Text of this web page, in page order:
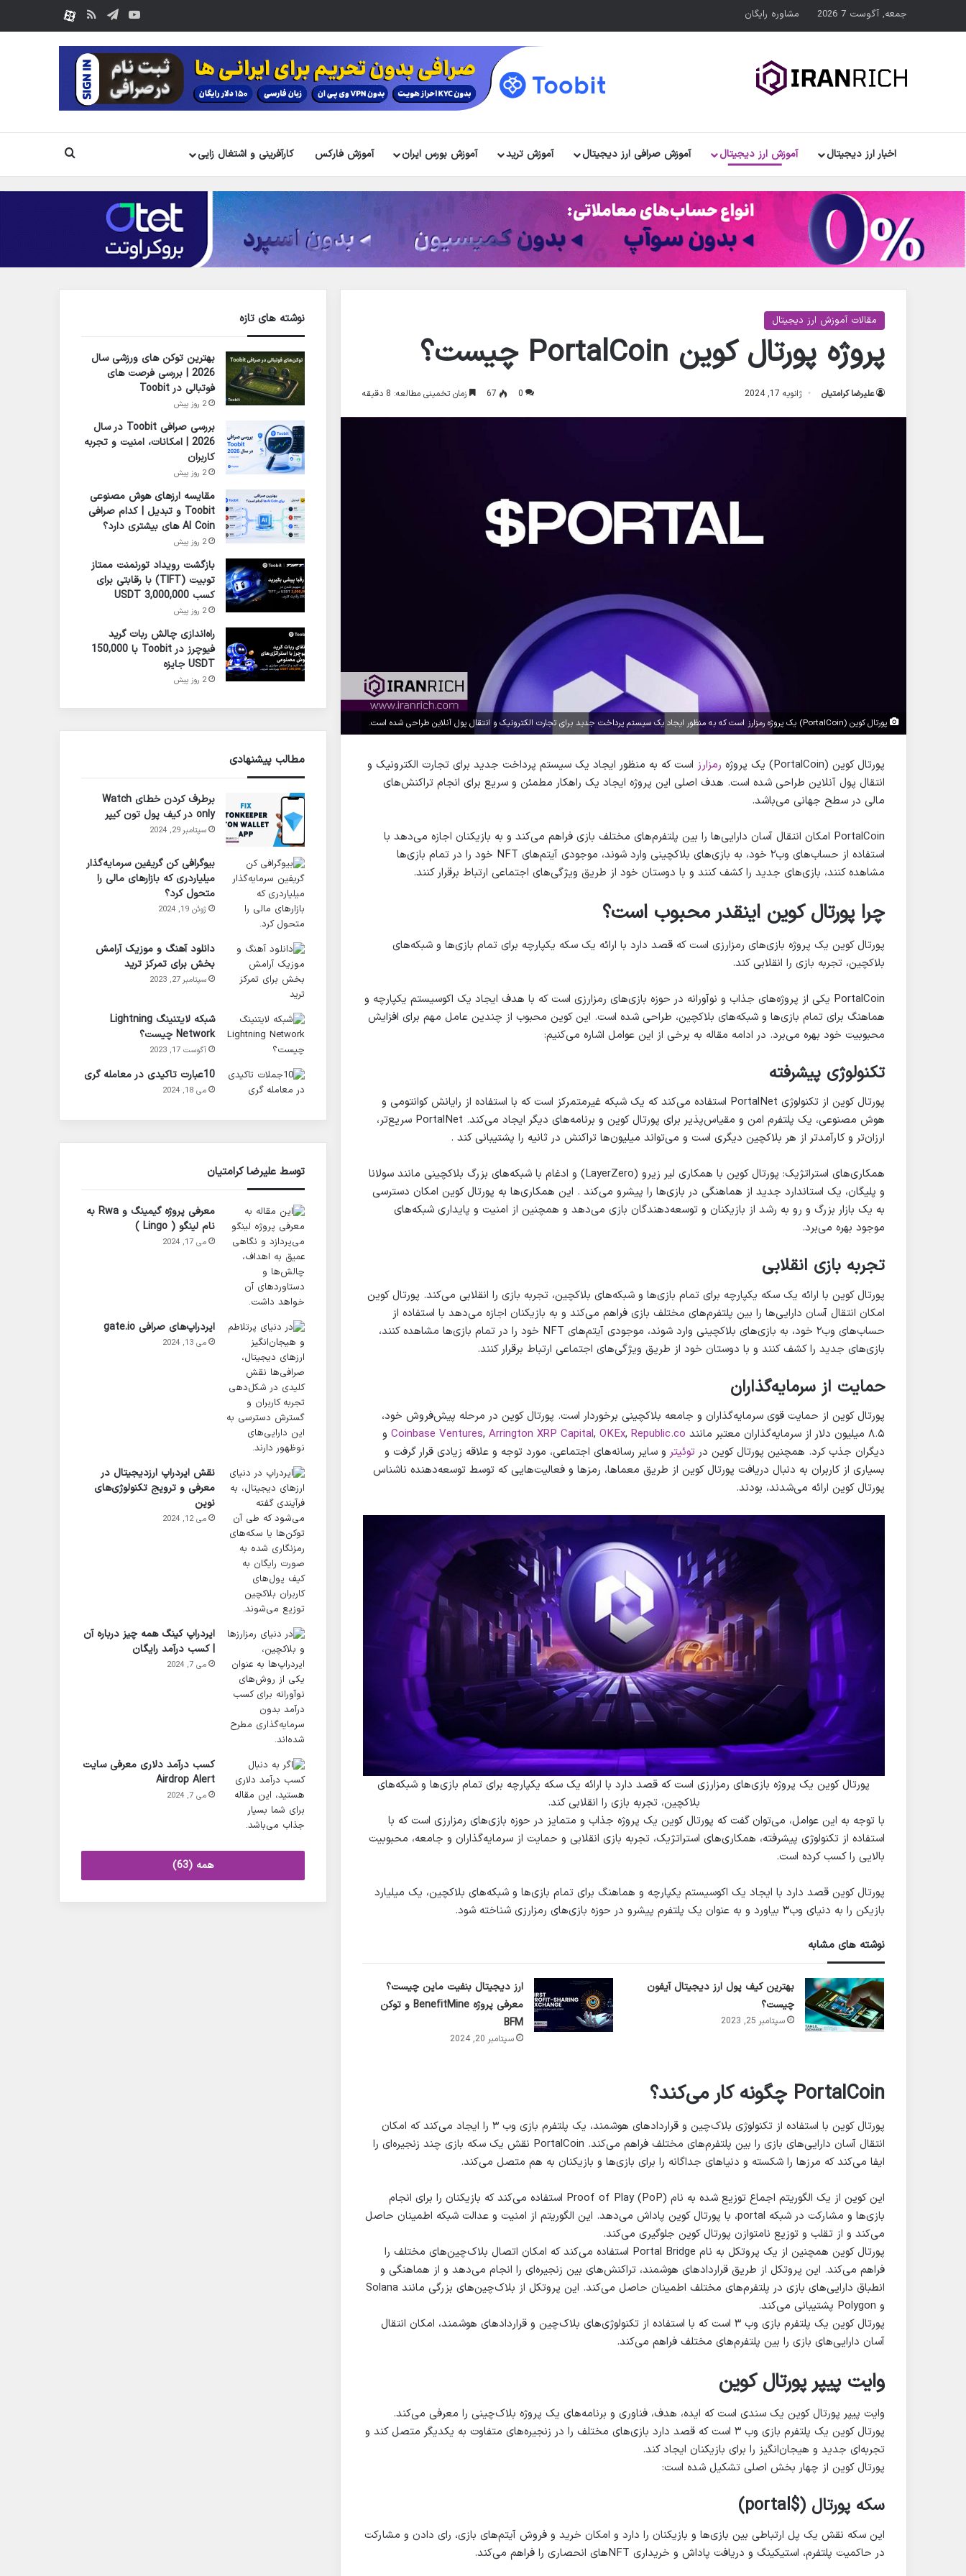
جمعه, آگوست 7 2026 مشاوره رایگان یوتیوب
تلگرامخوراک
اخبار ارز دیجیتال آموزش ارز دیجیتال آموزش صرافی ارز دیجیتال آموزش ترید آموزش بورس ایران آموزش فارکس کارآفرینی و اشتغال زایی جستجو
مقالات آموزش ارز دیجیتال
پروژه پورتال کوین PortalCoin چیست؟
علیرضا کرامتیان ژانویه 17, 2024 0
67 زمان تخمینی مطالعه: 8 دقیقه
پورتال کوین (PortalCoin) یک پروژه رمزارز است که به منظور ایجاد یک سیستم پرداخت جدید برای تجارت الکترونیک و انتقال پول آنلاین طراحی شده است.
پورتال کوین (PortalCoin) یک پروژه رمزارز است که به منظور ایجاد یک سیستم پرداخت جدید برای تجارت الکترونیک و
انتقال پول آنلاین طراحی شده است. هدف اصلی این پروژه ایجاد یک راهکار مطمئن و سریع برای انجام تراکنش‌های
مالی در سطح جهانی می‌باشد.
PortalCoin امکان انتقال آسان دارایی‌ها را بین پلتفرم‌های مختلف بازی فراهم می‌کند و به بازیکنان اجازه می‌دهد با
استفاده از حساب‌های وب۲ خود، به بازی‌های بلاکچینی وارد شوند، موجودی آیتم‌های NFT خود را در تمام بازی‌ها
مشاهده کنند، بازی‌های جدید را کشف کنند و با دوستان خود از طریق ویژگی‌های اجتماعی ارتباط برقرار کنند.
چرا پورتال کوین اینقدر محبوب است؟
پورتال کوین یک پروژه بازی‌های رمزارزی است که قصد دارد با ارائه یک سکه یکپارچه برای تمام بازی‌ها و شبکه‌های
بلاکچین، تجربه بازی را انقلابی کند.
PortalCoin یکی از پروژه‌های جذاب و نوآورانه در حوزه بازی‌های رمزارزی است که با هدف ایجاد یک اکوسیستم یکپارچه و
هماهنگ برای تمام بازی‌ها و شبکه‌های بلاکچین، طراحی شده است. این کوین محبوب از چندین عامل مهم برای افزایش
محبوبیت خود بهره می‌برد. در ادامه مقاله به برخی از این عوامل اشاره می‌کنیم:
تکنولوژی پیشرفته
پورتال کوین از تکنولوژی PortalNet استفاده می‌کند که یک شبکه غیرمتمرکز است که با استفاده از رایانش کوانتومی و
هوش مصنوعی، یک پلتفرم امن و مقیاس‌پذیر برای پورتال کوین و برنامه‌های دیگر ایجاد می‌کند. PortalNet سریع‌تر،
ارزان‌تر و کارآمدتر از هر بلاکچین دیگری است و می‌تواند میلیون‌ها تراکنش در ثانیه را پشتیبانی کند .
همکاری‌های استراتژیک: پورتال کوین با همکاری لیر زیرو (LayerZero) و ادغام با شبکه‌های بزرگ بلاکچینی مانند سولانا
و پلیگان، یک استاندارد جدید از هماهنگی در بازی‌ها را پیشرو می‌کند . این همکاری‌ها به پورتال کوین امکان دسترسی
به یک بازار بزرگ و رو به رشد از بازیکنان و توسعه‌دهندگان بازی می‌دهد و همچنین از امنیت و پایداری شبکه‌های
موجود بهره می‌برد.
تجربه بازی انقلابی
پورتال کوین با ارائه یک سکه یکپارچه برای تمام بازی‌ها و شبکه‌های بلاکچین، تجربه بازی را انقلابی می‌کند. پورتال کوین
امکان انتقال آسان دارایی‌ها را بین پلتفرم‌های مختلف بازی فراهم می‌کند و به بازیکنان اجازه می‌دهد با استفاده از
حساب‌های وب۲ خود، به بازی‌های بلاکچینی وارد شوند، موجودی آیتم‌های NFT خود را در تمام بازی‌ها مشاهده کنند،
بازی‌های جدید را کشف کنند و با دوستان خود از طریق ویژگی‌های اجتماعی ارتباط برقرار کنند.
حمایت از سرمایه‌گذاران
پورتال کوین از حمایت قوی سرمایه‌گذاران و جامعه بلاکچینی برخوردار است. پورتال کوین در مرحله پیش‌فروش خود،
۸.۵ میلیون دلار از سرمایه‌گذاران معتبر مانند
Coinbase Ventures, Arrington XRP Capital, OKEx, Republic.co
و
دیگران جذب کرد. همچنین پورتال کوین در توئیتر و سایر رسانه‌های اجتماعی، مورد توجه و علاقه زیادی قرار گرفت و
بسیاری از کاربران به دنبال دریافت پورتال کوین از طریق معماها، رمزها و فعالیت‌هایی که توسط توسعه‌دهنده ناشناس
پورتال کوین ارائه می‌شدند، بودند.
پورتال کوین یک پروژه بازی‌های رمزارزی است که قصد دارد با ارائه یک سکه یکپارچه برای تمام بازی‌ها و شبکه‌های
بلاکچین، تجربه بازی را انقلابی کند.
با توجه به این عوامل، می‌توان گفت که پورتال کوین یک پروژه جذاب و متمایز در حوزه بازی‌های رمزارزی است که با
استفاده از تکنولوژی پیشرفته، همکاری‌های استراتژیک، تجربه بازی انقلابی و حمایت از سرمایه‌گذاران و جامعه، محبوبیت
بالایی را کسب کرده است.
پورتال کوین قصد دارد با ایجاد یک اکوسیستم یکپارچه و هماهنگ برای تمام بازی‌ها و شبکه‌های بلاکچین، یک میلیارد
بازیکن را به دنیای وب۳ بیاورد و به عنوان یک پلتفرم پیشرو در حوزه بازی‌های رمزارزی شناخته شود.
نوشته های مشابه
بهترین کیف پول ارز دیجیتال آیفون
چیست؟
سپتامبر 25, 2023
ارز دیجیتال بنفیت ماین چیست؟
معرفی پروژه BenefitMine و توکن
BFM
سپتامبر 20, 2024
PortalCoin چگونه کار می‌کند؟
پورتال کوین با استفاده از تکنولوژی بلاک‌چین و قراردادهای هوشمند، یک پلتفرم بازی وب ۳ را ایجاد می‌کند که امکان
انتقال آسان دارایی‌های بازی را بین پلتفرم‌های مختلف فراهم می‌کند. PortalCoin نقش یک سکه بازی چند زنجیره‌ای را
ایفا می‌کند که مرزها را شکسته و دنیاهای جداگانه را برای بازی‌ها و بازیکنان به هم متصل می‌کند.
این کوین از یک الگوریتم اجماع توزیع شده به نام Proof of Play (PoP) استفاده می‌کند که بازیکنان را برای انجام
بازی‌ها و مشارکت در شبکه portal، با پورتال کوین پاداش می‌دهد. این الگوریتم از امنیت و عدالت شبکه اطمینان حاصل
می‌کند و از تقلب و توزیع نامتوازن پورتال کوین جلوگیری می‌کند.
پورتال کوین همچنین از یک پروتکل به نام Portal Bridge استفاده می‌کند که امکان اتصال بلاک‌چین‌های مختلف را
فراهم می‌کند. این پروتکل از طریق قراردادهای هوشمند، تراکنش‌های بین زنجیره‌ای را انجام می‌دهد و از هماهنگی و
انطباق دارایی‌های بازی در پلتفرم‌های مختلف اطمینان حاصل می‌کند. این پروتکل از بلاک‌چین‌های بزرگی مانند Solana
و Polygon پشتیبانی می‌کند.
پورتال کوین یک پلتفرم بازی وب ۳ است که با استفاده از تکنولوژی‌های بلاک‌چین و قراردادهای هوشمند، امکان انتقال
آسان دارایی‌های بازی را بین پلتفرم‌های مختلف فراهم می‌کند.
وایت پیپر پورتال کوین
وایت پیپر پورتال کوین یک سندی است که ایده، هدف، فناوری و برنامه‌های یک پروژه بلاک‌چینی را معرفی می‌کند.
پورتال کوین یک پلتفرم بازی وب ۳ است که قصد دارد بازی‌های مختلف را در زنجیره‌های متفاوت به یکدیگر متصل کند و
تجربه‌ای جدید و هیجان‌انگیز را برای بازیکنان ایجاد کند.
پورتال کوین از چهار بخش اصلی تشکیل شده است:
سکه پورتال ($portal)
این سکه نقش یک پل ارتباطی بین بازی‌ها و بازیکنان را دارد و امکان خرید و فروش آیتم‌های بازی، رای دادن و مشارکت
در حاکمیت پلتفرم، استیکینگ و دریافت پاداش و خریداری NFT‌های انحصاری را فراهم می‌کند.
نوشته های تازه
بهترین توکن های ورزشی سال
2026 | بررسی فرصت های
فوتبالی در Toobit
2 روز پیش
بررسی صرافی Toobit در سال
2026 | امکانات، امنیت و تجربه
کاربران
2 روز پیش
مقایسه ارزهای هوش مصنوعی
Toobit و تبدیل | کدام صرافی
AI Coin های بیشتری دارد؟
2 روز پیش
بازگشت رویداد تورنمنت ممتاز
تو‌بیت (TIFT) با رقابتی برای
کسب 3,000,000 USDT
2 روز پیش
راه‌اندازی چالش ربات گرید
فیوچرز در Toobit با 150,000
USDT جایزه
2 روز پیش
مطالب پیشنهادی
برطرف کردن خطای Watch
only در کیف پول تون کیپر
سپتامبر 29, 2024
بیوگرافی کن گریفین سرمایه‌گذار
میلیاردری که بازارهای مالی را
متحول کرد؟
ژوئن 19, 2024
دانلود آهنگ و موزیک آرامش
بخش برای تمرکز ترید
سپتامبر 27, 2023
شبکه لایتنینگ Lightning
Network چیست؟
آگوست 17, 2023
10عبارت تاکیدی در معامله گری
می 18, 2024
توسط علیرضا کرامتیان
معرفی پروژه گیمینگ و Rwa به
نام لینگو ( Lingo )
می 17, 2024
ایردراپ‌های صرافی gate.io
می 13, 2024
نقش ایردراپ‌ ارزدیجیتال در
معرفی و ترویج تکنولوژی‌های
نوین
می 12, 2024
ایردراپ کینگ همه چیز درباره آن
| کسب درآمد رایگان
می 7, 2024
کسب درآمد دلاری معرفی سایت
Airdrop Alert
می 7, 2024
همه (63)